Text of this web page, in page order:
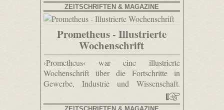
ZEITSCHRIFTEN & MAGAZINE
Prometheus - Illustrierte
Wochenschrift
›Prometheus‹ war eine illustrierte
Wochenschrift über die Fortschritte in
Gewerbe, Industrie und Wissenschaft.